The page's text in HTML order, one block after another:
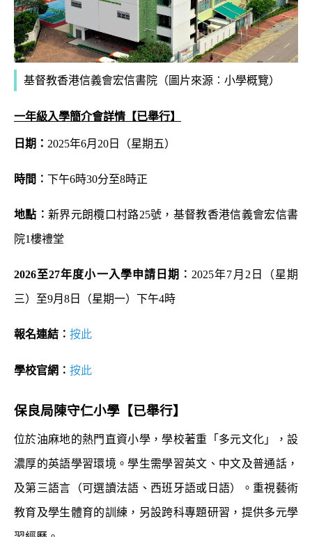
基督教香港信義會宏信書院（圖片來源︰小學概覽）
一年級入學簡介會詳情 【已舉行】
日期： 2025年6月20日（星期五）
時間︰ 下午6時30分至8時正
地點︰ 新界元朗欖口村路25號，基督教香港信義會宏信書
院1樓禮堂
2026至27年度小一入學申請日期︰ 2025年7月2日（星期
三）至9月8日（星期一）下午4時
報名連結︰ 按此
學校官網︰ 按此
保良局陳守仁小學【已舉行】
位於油麻地的熱門直資小學，學校著重「多元文化」，設
濃厚的英語學習環境。學生需學習英文、中文及普通話，
及第三語言（可選讀法語、西班牙語或日語）。重視藝術
教育及學生體育的訓練，另設跨科專題研習，提供多元學